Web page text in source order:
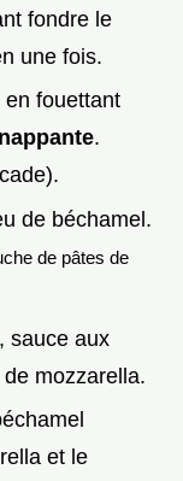
fondre le
une fois.
fouettant
.
de béchamel.
de pâtes de
sauce aux
mozzarella.
et le